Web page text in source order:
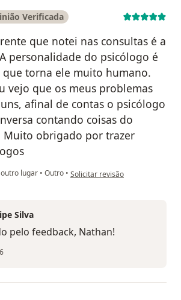
Verificada
que notei nas consultas é a
personalidade do psicólogo é
torna ele muito humano.
vejo que os meus problemas
afinal de contas o psicólogo
contando coisas do
Muito obrigado por trazer
outro lugar • Outro • na opinião do utilizador Nathan
Solicitar revisão
Silva
pelo feedback, Nathan!